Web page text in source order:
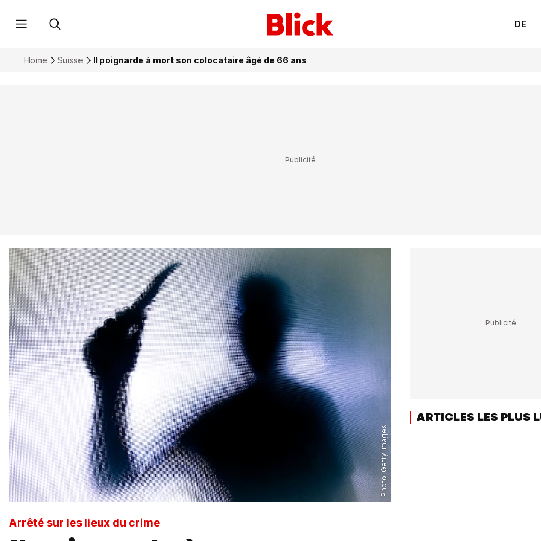
DE
Home Suisse Il poignarde à mort son colocataire âgé de 66 ans
Photo:
Getty Images
Arrêté sur les lieux du crime
ARTICLES LES PLUS